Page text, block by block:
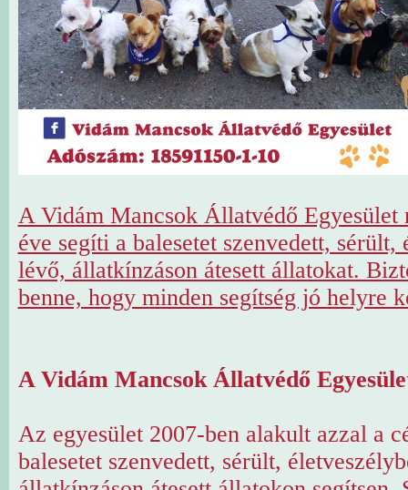
A Vidám Mancsok Állatvédő Egyesület
éve segíti a balesetet szenvedett, sérült,
lévő, állatkínzáson átesett állatokat.
benne, hogy minden segítség jó helyre
A Vidám Mancsok Állatvédő
Az egyesület 2007-ben alakult azzal a
balesetet szenvedett, sérült,